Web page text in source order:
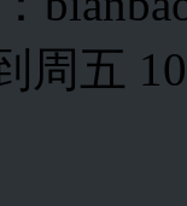
周五